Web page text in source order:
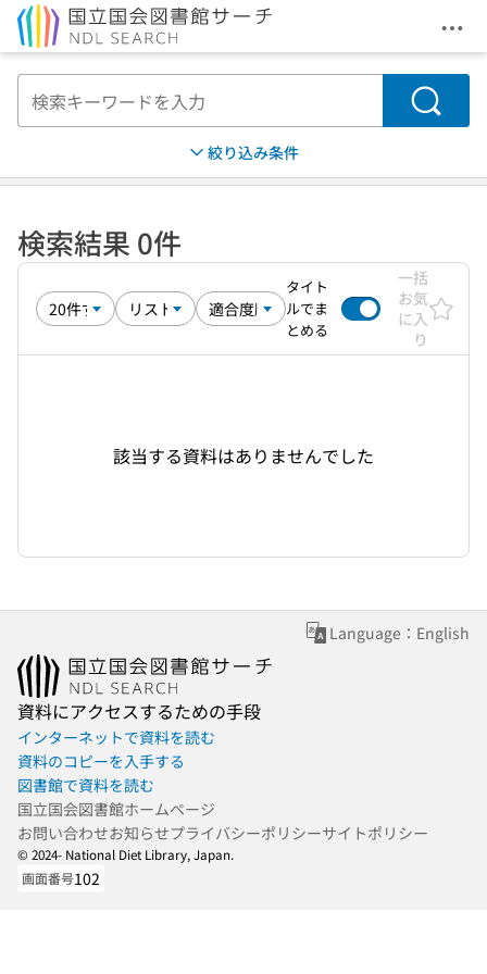
メ
検索
絞り込み条件
検索結果 0件
タイト
ルでま
とめる
一括
お気
に入
り
該当する資料はありませんでした
Language：English
資料にアクセスするための手段
インターネットで資料を読む
資料のコピーを入手する
図書館で資料を読む
国立国会図書館ホームページ
お問い合わせお知らせプライバシーポリシーサイトポリシー
© 2024- National Diet Library, Japan.
画面番号102